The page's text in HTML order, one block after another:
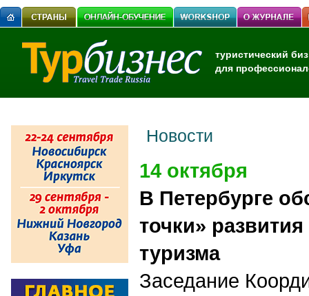
туристический
для
Новости
14 октября
В Петербурге
точки»
туризма
Заседание